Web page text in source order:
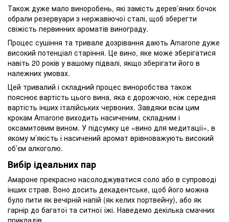
Також дуже мало виноробень, які замість дерев’яних бочок
обрали резервуари з нержавіючої сталі, щоб зберегти
свіжість первинних ароматів винограду.
Процес сушіння та тривале дозрівання дають Amarone дуже
високий потенціал старіння. Це вино, яке може зберігатися
навіть 20 років у вашому підвалі, якщо зберігати його в
належних умовах.
Цей тривалий і складний процес виноробства також
пояснює вартість цього вина, яка є дорожчою, ніж середня
вартість інших італійських червоних. Завдяки всім цим
крокам Amarone виходить насиченим, складним і
оксамитовим вином. У підсумку це «вино для медитації», в
якому м’якість і насичений аромат врівноважують високий
об’єм алкоголю.
Вибір ідеальних пар
Амароне прекрасно насолоджуватися соло або в супроводі
інших страв. Воно досить декадентське, щоб його можна
було пити як вечірній напій (як келих портвейну), або як
гарнір до багатої та ситної їжі. Наведемо декілька смачних